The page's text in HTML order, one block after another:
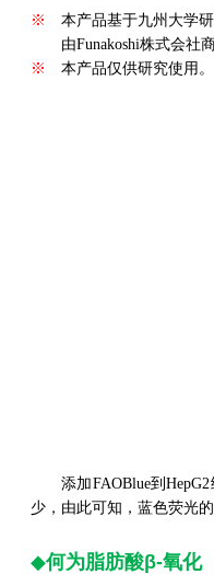
※ 本产品基于九州大学
由Funakoshi株式会社
※
本产品仅供研究使用。
添加FAOBlue到
少，由此可知，蓝色荧光
◆何为脂肪酸β-氧